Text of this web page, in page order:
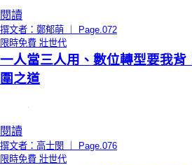
閱讀
撰文者：鄭郁萌 ｜ Page.072
限時免費 壯世代
一人當三人用、數位轉型要我背
圍之道
閱讀
撰文者：高士閔 ｜ Page.076
限時免費 壯世代